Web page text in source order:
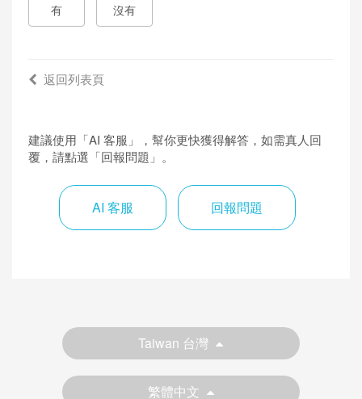
有 沒有
返回列表頁
建議使用「AI 客服」，幫你更快獲得解答，如需真人回
覆，請點選「回報問題」。
AI 客服 回報問題
Taiwan 台灣
繁體中文